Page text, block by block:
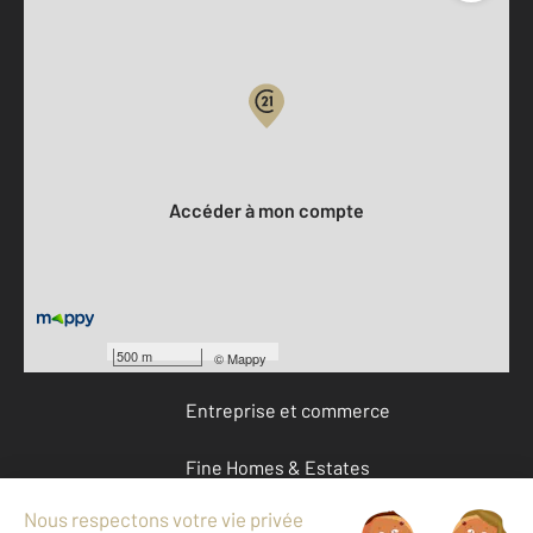
500 m ©Mappy
Accéder à mon compte
Devenir franchisé
Entreprise et commerce
Fine Homes & Estates
À propos